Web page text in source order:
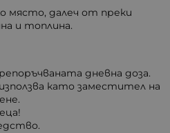
място, далеч от преки
и топлина.
дневна доза.
като заместител на